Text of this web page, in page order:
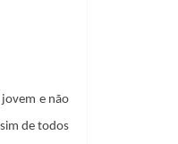
e não
de todos